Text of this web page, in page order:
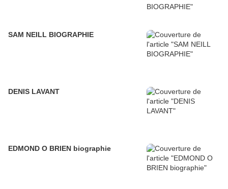
SAM NEILL BIOGRAPHIE
DENIS LAVANT
EDMOND O BRIEN biographie